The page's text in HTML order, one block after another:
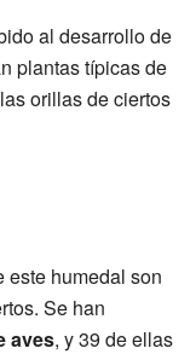
al desarrollo de
plantas típicas de
orillas de ciertos
este humedal son
Se han
aves, y 39 de ellas